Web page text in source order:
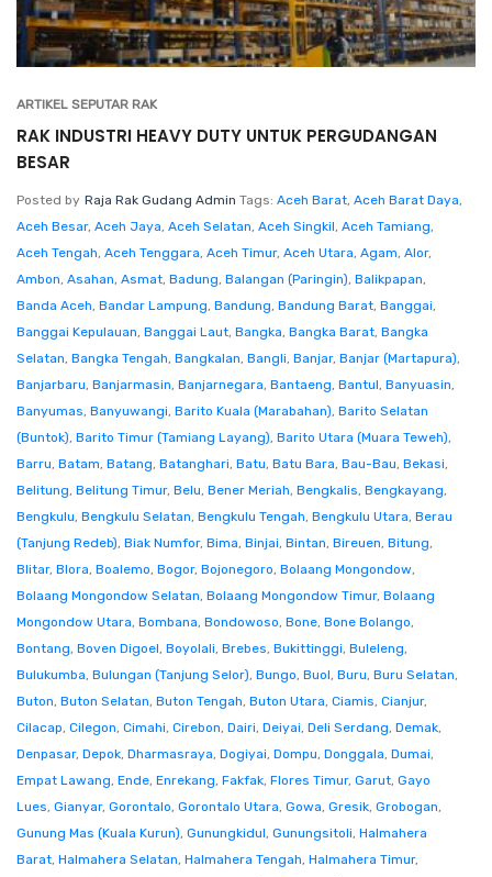
ARTIKEL SEPUTAR RAK
RAK INDUSTRI HEAVY DUTY UNTUK PERGUDANGAN
BESAR
Posted by Raja Rak Gudang Admin Tags: Aceh Barat, Aceh Barat Daya,
Aceh Besar, Aceh Jaya, Aceh Selatan, Aceh Singkil, Aceh Tamiang,
Aceh Tengah, Aceh Tenggara, Aceh Timur, Aceh Utara, Agam, Alor,
Ambon, Asahan, Asmat, Badung, Balangan (Paringin), Balikpapan,
Banda Aceh, Bandar Lampung, Bandung, Bandung Barat, Banggai,
Banggai Kepulauan, Banggai Laut, Bangka, Bangka Barat, Bangka
Selatan, Bangka Tengah, Bangkalan, Bangli, Banjar, Banjar (Martapura),
Banjarbaru, Banjarmasin, Banjarnegara, Bantaeng, Bantul, Banyuasin,
Banyumas, Banyuwangi, Barito Kuala (Marabahan), Barito Selatan
(Buntok), Barito Timur (Tamiang Layang), Barito Utara (Muara Teweh),
Barru, Batam, Batang, Batanghari, Batu, Batu Bara, Bau-Bau, Bekasi,
Belitung, Belitung Timur, Belu, Bener Meriah, Bengkalis, Bengkayang,
Bengkulu, Bengkulu Selatan, Bengkulu Tengah, Bengkulu Utara, Berau
(Tanjung Redeb), Biak Numfor, Bima, Binjai, Bintan, Bireuen, Bitung,
Blitar, Blora, Boalemo, Bogor, Bojonegoro, Bolaang Mongondow,
Bolaang Mongondow Selatan, Bolaang Mongondow Timur, Bolaang
Mongondow Utara, Bombana, Bondowoso, Bone, Bone Bolango,
Bontang, Boven Digoel, Boyolali, Brebes, Bukittinggi, Buleleng,
Bulukumba, Bulungan (Tanjung Selor), Bungo, Buol, Buru, Buru Selatan,
Buton, Buton Selatan, Buton Tengah, Buton Utara, Ciamis, Cianjur,
Cilacap, Cilegon, Cimahi, Cirebon, Dairi, Deiyai, Deli Serdang, Demak,
Denpasar, Depok, Dharmasraya, Dogiyai, Dompu, Donggala, Dumai,
Empat Lawang, Ende, Enrekang, Fakfak, Flores Timur, Garut, Gayo
Lues, Gianyar, Gorontalo, Gorontalo Utara, Gowa, Gresik, Grobogan,
Gunung Mas (Kuala Kurun), Gunungkidul, Gunungsitoli, Halmahera
Barat, Halmahera Selatan, Halmahera Tengah, Halmahera Timur,